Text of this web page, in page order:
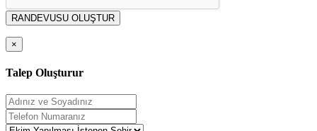
RANDEVUSU OLUŞTUR
×
Talep Oluşturur